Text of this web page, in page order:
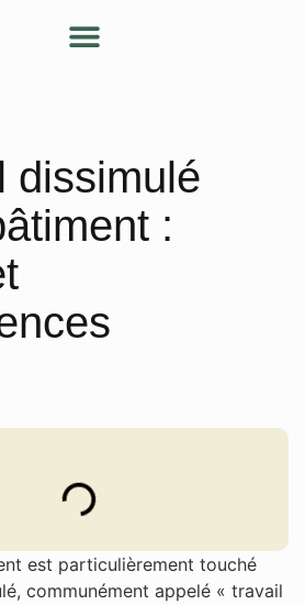
dissimulé
:
est particulièrement touché
communément appelé « travail